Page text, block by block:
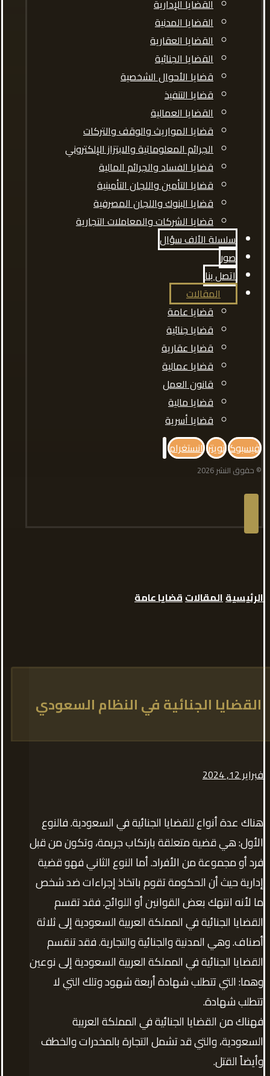
القضايا الإدارية
القضايا المدنية
القضايا العقارية
القضايا الجنائية
قضايا الأحوال الشخصية
قضايا التنفيذ
القضايا العمالية
قضايا المواريث والوقف والتركات
الجرائم المعلوماتية والابتزاز الإلكتروني
قضايا الفساد والجرائم المالية
قضايا التأمين واللجان التأمينية
قضايا البنوك واللجان المصرفية
قضايا الشركات والمعاملات التجارية
سلسلة الألف سؤال
صور
اتصل بنا
المقالات
قضايا عامة
قضايا جنائية
قضايا عقارية
قضايا عمالية
قانون العمل
قضايا مالية
قضايا أسرية
فيسبوك تويتر انستغرام
© حقوق النشر 2026
الرئيسيةالمقالاتقضايا عامة
القضايا الجنائية في النظام السعودي
فبراير 12, 2024
هناك عدة أنواع للقضايا الجنائية في السعودية. فالنوع
الأول: هي قضية متعلقة بارتكاب جريمة، وتكون من قبل
فرد أو مجموعة من الأفراد. أما النوع الثاني فهو قضية
إدارية حيث أن الحكومة تقوم باتخاذ إجراءات ضد شخص
ما لأنه انتهك بعض القوانين أو اللوائح. فقد تقسم
القضايا الجنائية في المملكة العربية السعودية إلى ثلاثة
أصناف. وهي المدنية والجنائية والتجارية. فقد تنقسم
القضايا الجنائية في المملكة العربية السعودية إلى نوعين
وهما: التي تتطلب شهادة أربعة شهود وتلك التي لا
تتطلب شهادة.
فهناك من القضايا الجنائية في المملكة العربية
السعودية، والتي قد تشمل التجارة بالمخدرات والخطف
وأيضاً القتل.